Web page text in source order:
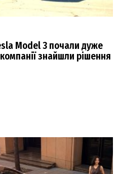
Model 3 почали дуже
знайшли рішення